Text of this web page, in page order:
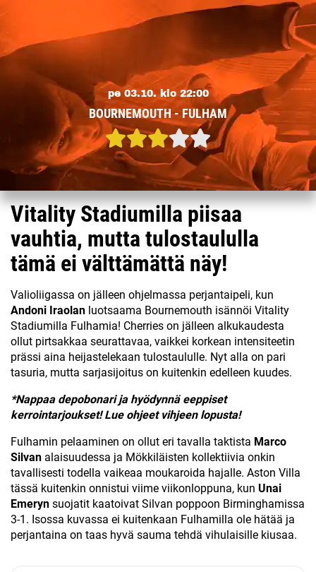
pe 03.10. klo 22:00
BOURNEMOUTH - FULHAM
Vitality Stadiumilla piisaa
vauhtia, mutta tulostaululla
tämä ei välttämättä näy!
Valioliigassa on jälleen ohjelmassa perjantaipeli, kun
Andoni Iraolan luotsaama Bournemouth isännöi Vitality
Stadiumilla Fulhamia! Cherries on jälleen alkukaudesta
ollut pirtsakkaa seurattavaa, vaikkei korkean intensiteetin
prässi aina heijastelekaan tulostaululle. Nyt alla on pari
tasuria, mutta sarjasijoitus on kuitenkin edelleen kuudes.
*Nappaa depobonari ja hyödynnä eeppiset
kerrointarjoukset! Lue ohjeet vihjeen lopusta!
Fulhamin pelaaminen on ollut eri tavalla taktista Marco
Silvan alaisuudessa ja Mökkiläisten kollektiivia onkin
tavallisesti todella vaikeaa moukaroida hajalle. Aston Villa
tässä kuitenkin onnistui viime viikonloppuna, kun Unai
Emeryn suojatit kaatoivat Silvan poppoon Birminghamissa
3-1. Isossa kuvassa ei kuitenkaan Fulhamilla ole hätää ja
perjantaina on taas hyvä sauma tehdä vihulaisille kiusaa.